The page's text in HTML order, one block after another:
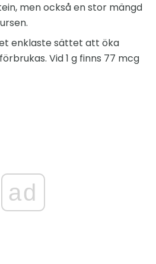
men också en stor mängd
enklaste sättet att öka
Vid 1 g finns 77 mcg
ad